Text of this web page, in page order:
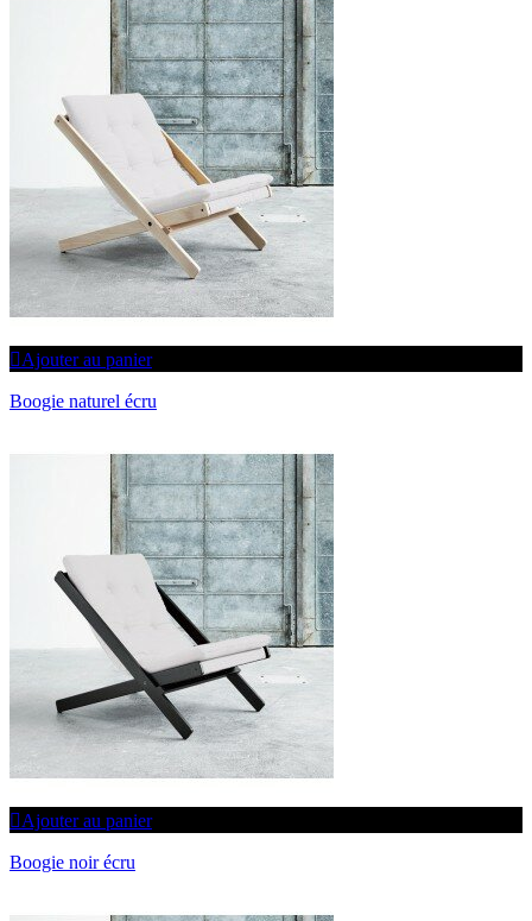
Ajouter au panier
Boogie naturel écru
Ajouter au panier
Boogie noir écru